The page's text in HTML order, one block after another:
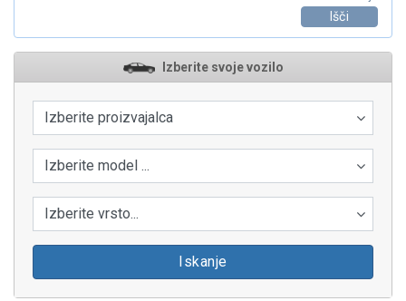
Išči
Izberite svoje vozilo
Izberite proizvajalca
Izberite model ...
Izberite vrsto...
Iskanje